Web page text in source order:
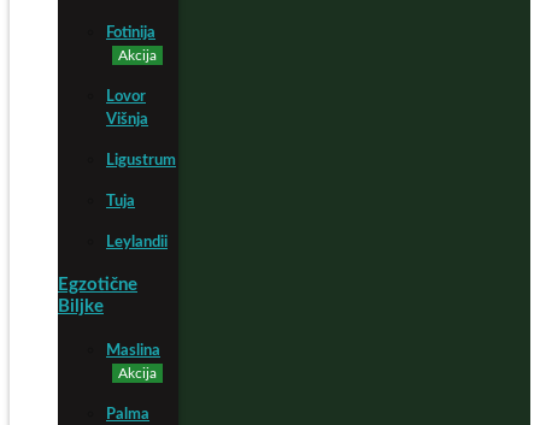
Fotinija
Akcija
Lovor
Višnja
Ligustrum
Tuja
Leylandii
Egzotične
Biljke
Maslina
Akcija
Palma